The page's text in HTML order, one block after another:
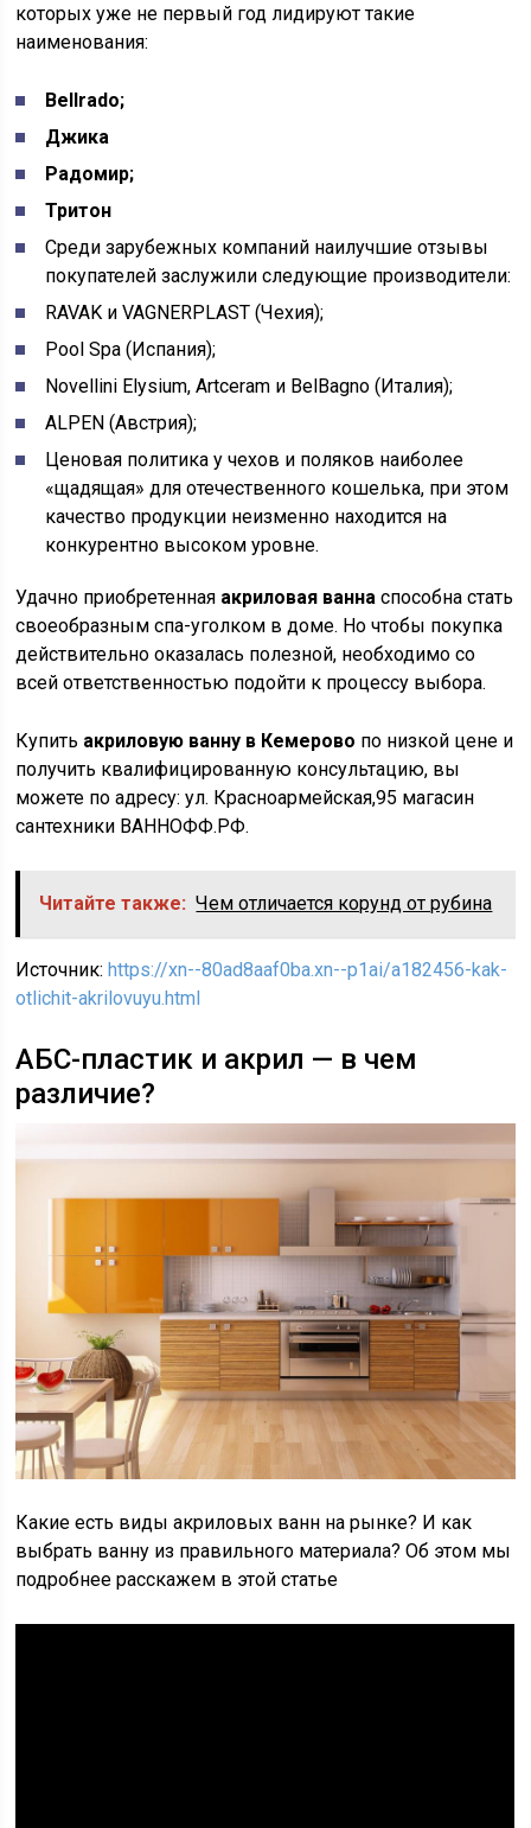
которых уже не первый год лидируют такие
наименования:
Bellrado;
Джика
Радомир;
Тритон
Среди зарубежных компаний наилучшие отзывы
покупателей заслужили следующие производители:
RAVAK и VAGNERPLAST (Чехия);
Pool Spa (Испания);
Novellini Elysium, Artceram и BelBagno (Италия);
ALPEN (Австрия);
Ценовая политика у чехов и поляков наиболее
«щадящая» для отечественного кошелька, при этом
качество продукции неизменно находится на
конкурентно высоком уровне.
Удачно приобретенная акриловая ванна способна стать
своеобразным спа-уголком в доме. Но чтобы покупка
действительно оказалась полезной, необходимо со
всей ответственностью подойти к процессу выбора.
Купить акриловую ванну в Кемерово по низкой цене и
получить квалифицированную консультацию, вы
можете по адресу: ул. Красноармейская,95 магасин
сантехники ВАННОФФ.РФ.
Читайте также: Чем отличается корунд от рубина
Источник:https://xn--80ad8aaf0ba.xn--p1ai/a182456-kak-
otlichit-akrilovuyu.html
АБС-пластик и акрил — в чем
различие?
Какие есть виды акриловых ванн на рынке? И как
выбрать ванну из правильного материала? Об этом мы
подробнее расскажем в этой статье